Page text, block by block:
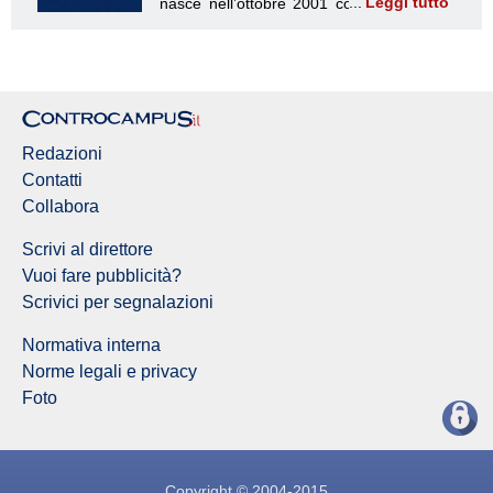
Redazioni
Contatti
Collabora
Scrivi al direttore
Vuoi fare pubblicità?
Scrivici per segnalazioni
Normativa interna
Norme legali e privacy
Foto